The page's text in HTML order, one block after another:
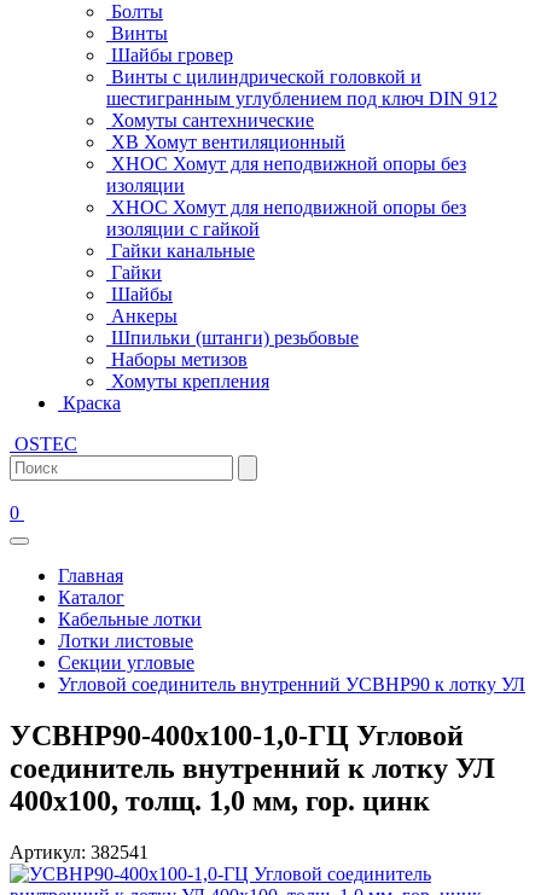
Болты
Винты
Шайбы гровер
Винты с цилиндрической головкой и
шестигранным углублением под ключ DIN 912
Хомуты сантехнические
ХВ Хомут вентиляционный
ХНОС Хомут для неподвижной опоры без
изоляции
ХНОС Хомут для неподвижной опоры без
изоляции с гайкой
Гайки канальные
Гайки
Шайбы
Анкеры
Шпильки (штанги) резьбовые
Наборы метизов
Хомуты крепления
Краска
OSTEC
0
Главная
Каталог
Кабельные лотки
Лотки листовые
Секции угловые
Угловой соединитель внутренний УСВНР90 к лотку УЛ
УСВНР90-400х100-1,0-ГЦ Угловой
соединитель внутренний к лотку УЛ
400х100, толщ. 1,0 мм, гор. цинк
Артикул: 382541